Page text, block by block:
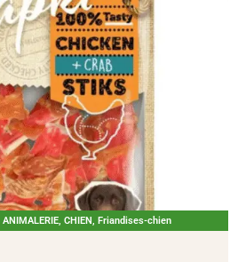
ANIMALERIE, CHIEN, Friandises-chien